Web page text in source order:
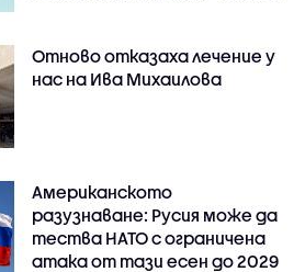
Отново отказаха лечение у
нас на Ива Михаилова
Американското
разузнаване: Русия може да
тества НАТО с ограничена
атака от тази есен до 2029